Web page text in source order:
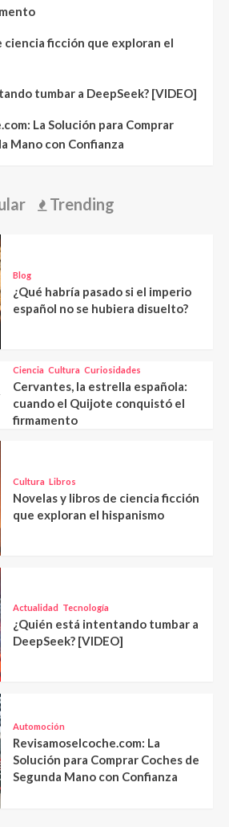
ciencia ficción que exploran el
tumbar a DeepSeek? [VIDEO]
La Solución para Comprar
Mano con Confianza
Trending
Blog
¿Qué habría pasado si el imperio
español no se hubiera disuelto?
Ciencia Cultura Curiosidades
Cervantes, la estrella española:
cuando el Quijote conquistó el
firmamento
Cultura Libros
Novelas y libros de ciencia ficción
que exploran el hispanismo
Actualidad Tecnología
¿Quién está intentando tumbar a
DeepSeek? [VIDEO]
Automoción
Revisamoselcoche.com: La
Solución para Comprar Coches de
Segunda Mano con Confianza